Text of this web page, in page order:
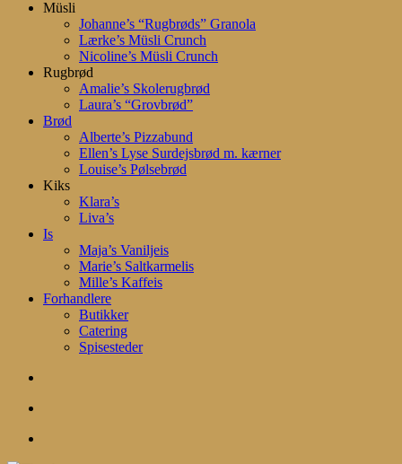
Müsli
Johanne’s “Rugbrøds” Granola
Lærke’s Müsli Crunch
Nicoline’s Müsli Crunch
Rugbrød
Amalie’s Skolerugbrød
Laura’s “Grovbrød”
Brød
Alberte’s Pizzabund
Ellen’s Lyse Surdejsbrød m. kærner
Louise’s Pølsebrød
Kiks
Klara’s
Liva’s
Is
Maja’s Vaniljeis
Marie’s Saltkarmelis
Mille’s Kaffeis
Forhandlere
Butikker
Catering
Spisesteder